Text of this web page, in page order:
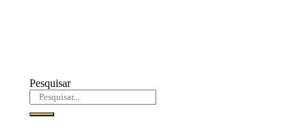
Pesquisar